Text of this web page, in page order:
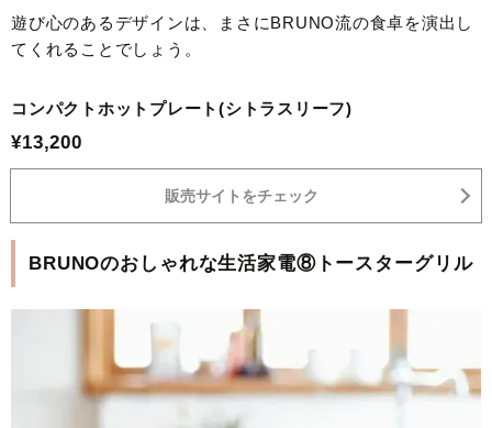
遊び心のあるデザインは、まさにBRUNO流の食卓を演出し
てくれることでしょう。
コンパクトホットプレート(シトラスリーフ)
¥13,200
販売サイトをチェック
BRUNOのおしゃれな生活家電⑧トースターグリル